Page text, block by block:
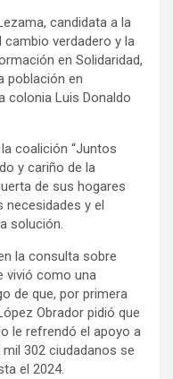
candidata a la
cambio verdadero y la
en Solidaridad,
población en
colonia Luis Donaldo
coalición “Juntos
y cariño de la
de sus hogares
y el
solución.
la consulta sobre
vivió como una
de que, por primera
Obrador pidió que
le refrendó el apoyo a
302 ciudadanos se
el 2024.